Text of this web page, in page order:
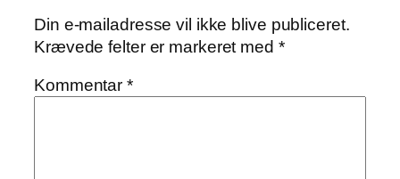
Din e-mailadresse vil ikke blive publiceret.
Krævede felter er markeret med *
Kommentar*